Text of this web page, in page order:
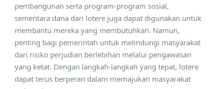
pembangunan serta program-program sosial,
sementara dana dari lotere juga dapat digunakan untuk
membantu mereka yang membutuhkan. Namun,
penting bagi pemerintah untuk melindungi masyarakat
dari risiko perjudian berlebihan melalui pengawasan
yang ketat. Dengan langkah-langkah yang tepat, lotere
dapat terus berperan dalam memajukan masyarakat